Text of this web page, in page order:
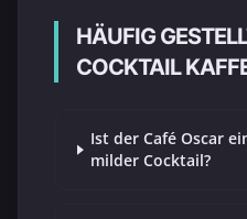
HÄUFIG
COCKTAIL
Ist der Café Oscar
milder Cocktail?